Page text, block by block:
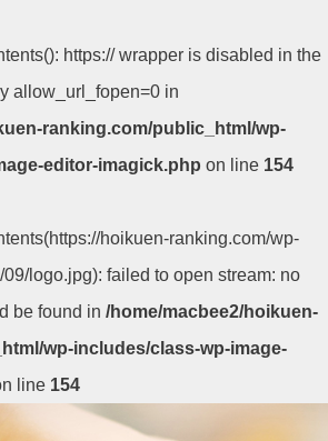
https:// wrapper is disabled in the
allow_url_fopen=0 in
ranking.com/public_html/wp-
editor-imagick.php on line 154
hoikuen-ranking.com/wp-
logo.jpg): failed to open stream: no
be found in /home/macbee2/hoikuen-
wp-includes/class-wp-image-
line 154